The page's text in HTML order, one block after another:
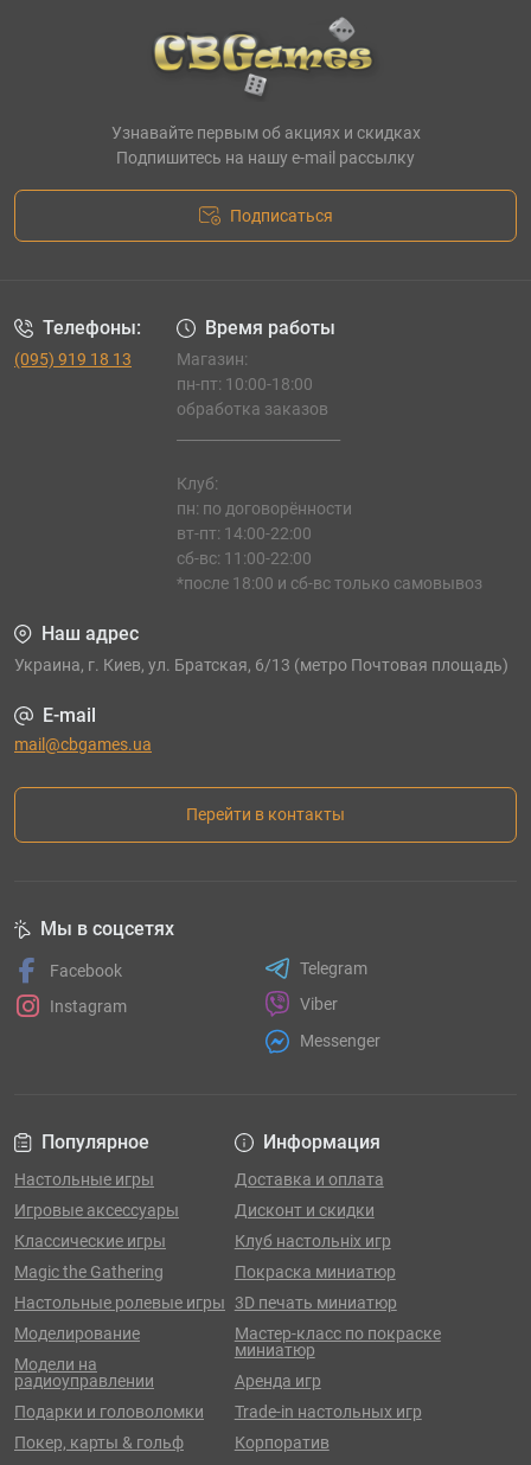
Узнавайте первым об акциях и скидках
Подпишитесь на нашу e-mail рассылку
Подписаться
Телефоны:
(095) 919 18 13
Время работы
Магазин:
пн-пт: 10:00-18:00
обработка заказов
Клуб:
пн: по договорённости
вт-пт: 14:00-22:00
сб-вс: 11:00-22:00
*после 18:00 и сб-вс только самовывоз
Наш адрес
Украина, г. Киев, ул. Братская, 6/13 (метро Почтовая площадь)
E-mail
mail@cbgames.ua
Перейти в контакты
Популярное
Настольные игры
Игровые аксессуары
Классические игры
Magic the Gathering
Настольные ролевые игры
Моделирование
Модели на
радиоуправлении
Подарки и головоломки
Покер, карты & гольф
Информация
Доставка и оплата
Дисконт и скидки
Клуб настольніх игр
Покраска миниатюр
3D печать миниатюр
Мастер-класс по покраске
миниатюр
Аренда игр
Trade-in настольных игр
Корпоратив
Мы в соцсетях
Facebook
Instagram
Telegram
Viber
Messenger